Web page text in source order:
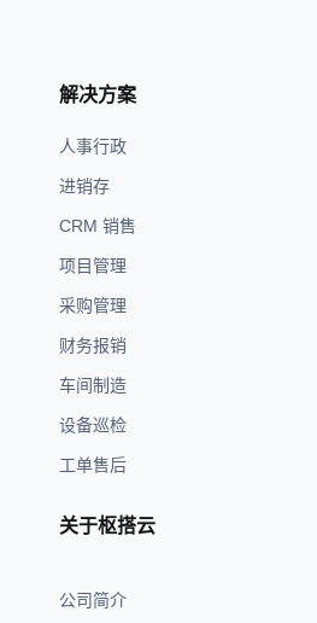
解决方案
人事行政
进销存
CRM 销售
项目管理
采购管理
财务报销
车间制造
设备巡检
工单售后
关于枢搭云
公司简介